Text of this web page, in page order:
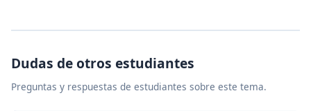
Dudas de otros estudiantes
Preguntas y respuestas de estudiantes sobre este tema.